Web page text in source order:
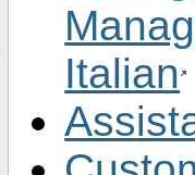
Italian